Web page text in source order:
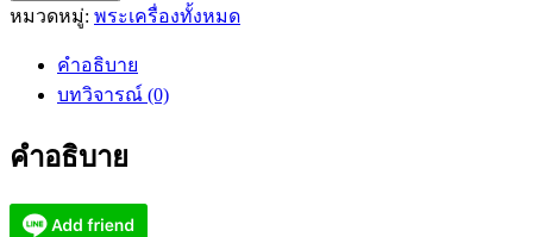
ปู่
ปิด
เงิน
หมวดหมู่: พระเครื่องทั้งหมด
คำอธิบาย
บทวิจารณ์ (0)
คำอธิบาย